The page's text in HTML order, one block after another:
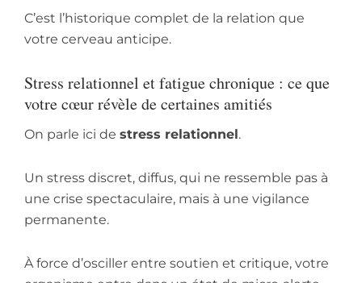
C’est l’historique complet de la relation que
votre cerveau anticipe.
Stress relationnel et fatigue chronique : ce que
votre cœur révèle de certaines amitiés
On parle ici de stress relationnel.
Un stress discret, diffus, qui ne ressemble pas à
une crise spectaculaire, mais à une vigilance
permanente.
À force d’osciller entre soutien et critique, votre